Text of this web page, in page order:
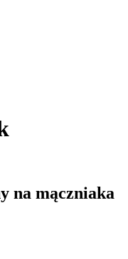
na mączniaka